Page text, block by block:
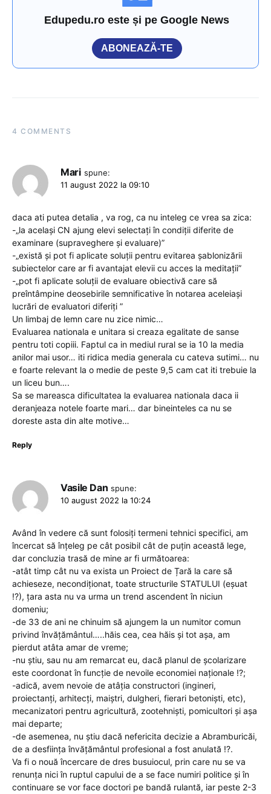
Edupedu.ro este și pe Google News
ABONEAZĂ-TE
4 COMMENTS
Mari spune:
11 august 2022 la 09:10
daca ati putea detalia , va rog, ca nu inteleg ce vrea sa zica:
-„la același CN ajung elevi selectați în condiții diferite de
examinare (supraveghere și evaluare)”
-„există și pot fi aplicate soluții pentru evitarea șablonizării
subiectelor care ar fi avantajat elevii cu acces la meditații”
-„pot fi aplicate soluții de evaluare obiectivă care să
preîntâmpine deosebirile semnificative în notarea aceleiași
lucrări de evaluatori diferiți ”
Un limbaj de lemn care nu zice nimic…
Evaluarea nationala e unitara si creaza egalitate de sanse
pentru toti copiii. Faptul ca in mediul rural se ia 10 la media
anilor mai usor… iti ridica media generala cu cateva sutimi… nu
e foarte relevant la o medie de peste 9,5 cam cat iti trebuie la
un liceu bun….
Sa se mareasca dificultatea la evaluarea nationala daca ii
deranjeaza notele foarte mari… dar bineinteles ca nu se
doreste asta din alte motive…
Reply
Vasile Dan spune:
10 august 2022 la 10:24
Având în vedere că sunt folosiți termeni tehnici specifici, am
încercat să înțeleg pe cât posibil cât de puțin această lege,
dar concluzia trasă de mine ar fi următoarea:
-atât timp cât nu va exista un Proiect de Țară la care să
achieseze, necondiționat, toate structurile STATULUI (eșuat
!?), țara asta nu va urma un trend ascendent în niciun
domeniu;
-de 33 de ani ne chinuim să ajungem la un numitor comun
privind învățământul…..hăis cea, cea hăis și tot așa, am
pierdut atâta amar de vreme;
-nu știu, sau nu am remarcat eu, dacă planul de școlarizare
este coordonat în funcție de nevoile economiei naționale !?;
-adică, avem nevoie de atâția constructori (ingineri,
proiectanți, arhitecți, maiștri, dulgheri, fierari betoniști, etc),
mecanizatori pentru agricultură, zootehniști, pomicultori și așa
mai departe;
-de asemenea, nu știu dacă nefericita decizie a Abramburicăi,
de a desființa învățământul profesional a fost anulată !?.
Va fi o nouă încercare de dres busuiocul, prin care nu se va
renunța nici în ruptul capului de a se face numiri politice și în
continuare se vor face doctori pe bandă rulantă, iar peste 2-3